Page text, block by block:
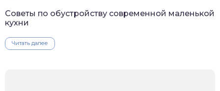
Советы по обустройству современной маленькой
кухни
Читать далее